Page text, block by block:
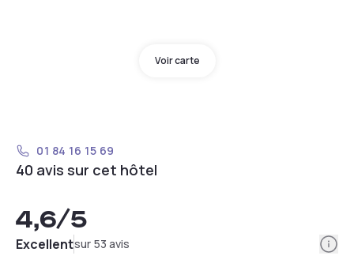
Voir carte
01 84 16 15 69
40 avis sur cet hôtel
4,6/5
Excellentsur 53 avis